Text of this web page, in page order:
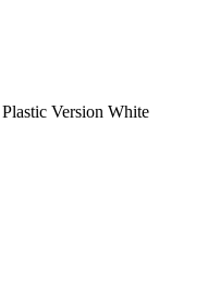
Version White